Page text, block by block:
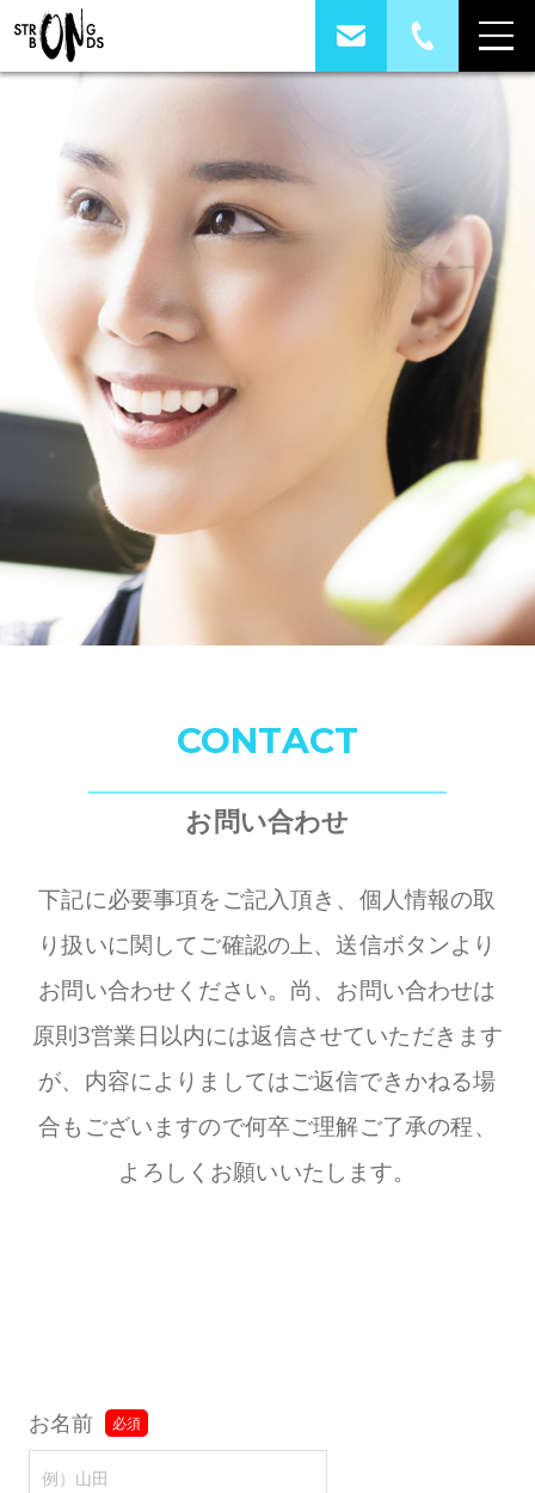
CONTACT
お問い合わせ
下記に必要事項をご記入頂き、個人情報の取
り扱いに関してご確認の上、送信ボタンより
お問い合わせください。 尚、お問い合わせは
原則3営業日以内には返信させていただきます
が、内容によりましてはご返信できかねる場
合もございますので何卒ご理解ご了承の程、
よろしくお願いいたします。
お名前